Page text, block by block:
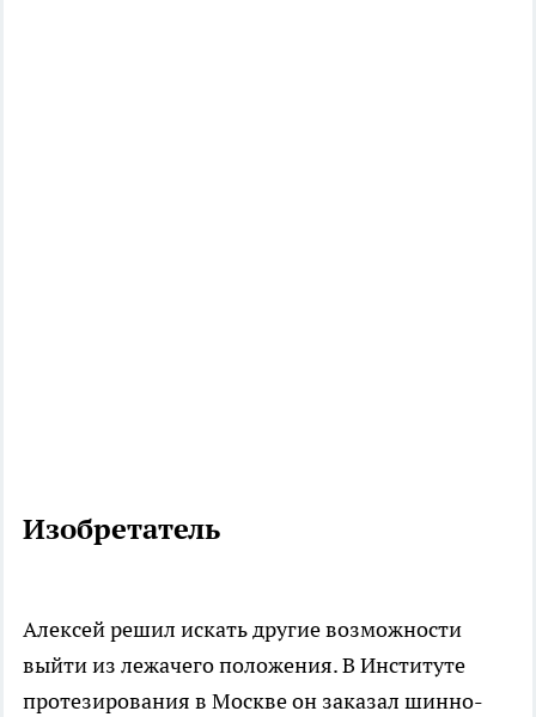
Изобретатель
Алексей решил искать другие возможности
выйти из лежачего положения. В Институте
протезирования в Москве он заказал шинно-